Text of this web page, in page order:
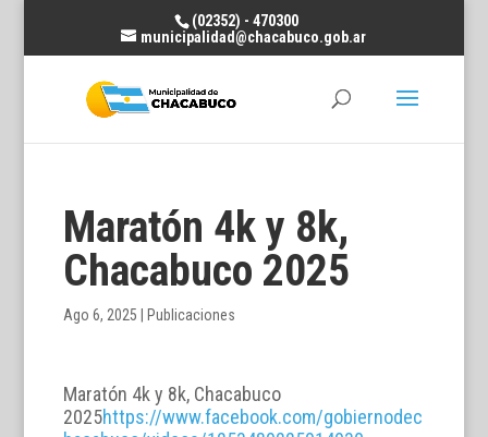
(02352) - 470300
municipalidad@chacabuco.gob.ar
Maratón 4k y 8k,
Chacabuco 2025
Ago 6, 2025 Publicaciones
Maratón 4k y 8k, Chacabuco
2025https://www.facebook.com/gobiernodec